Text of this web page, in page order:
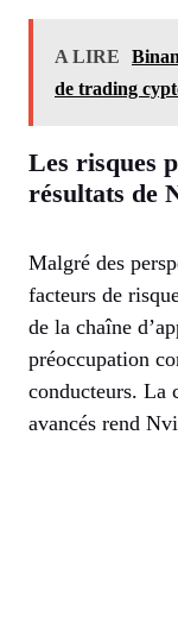
A LIRE
de trading
Les risques
résultats de
Malgré des
facteurs de
de la chaîne
préoccupation
conducteurs. La
avancés rend